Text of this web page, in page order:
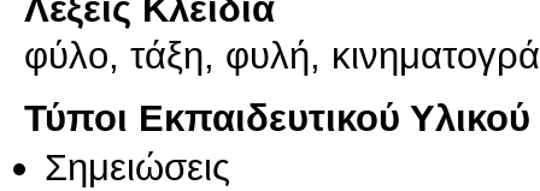
φύλο, τάξη, φυλή,
Τύποι Εκπαιδευτικού Υλικού
Σημειώσεις